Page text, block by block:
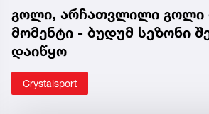
გოლი, არჩათვლილი გოლი
მომენტი - ბუდუმ სეზონი
დაიწყო
Crystalsport